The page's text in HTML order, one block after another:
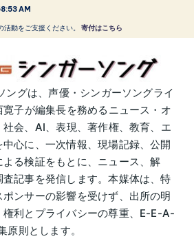
AM
動をご支援ください。 寄付はこちら
ングは、声優・シンガーソングライ
子が編集長を務めるニュース・オ
社会、AI、表現、著作権、教育、エ
心に、一次情報、現場記録、公開
る検証をもとに、ニュース、解
記事を発信します。本媒体は、特
ンサーの影響を受けず、出所の明
権利とプライバシーの尊重、E-E-A-
原則とします。